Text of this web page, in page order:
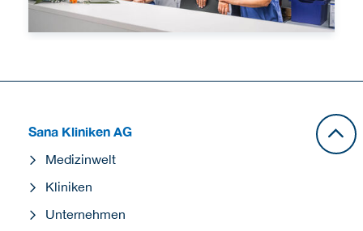
Sana Kliniken AG
Medizinwelt
Kliniken
Unternehmen